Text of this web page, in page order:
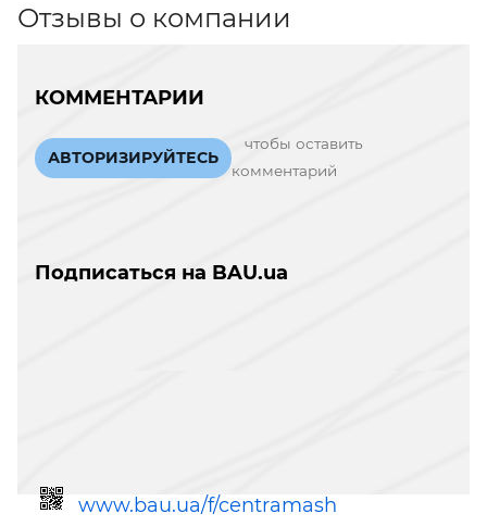
Отзывы о компании
КОММЕНТАРИИ
АВТОРИЗИРУЙТЕСЬ
чтобы оставить
комментарий
Подписаться на BAU.ua
www.bau.ua/f/centramash